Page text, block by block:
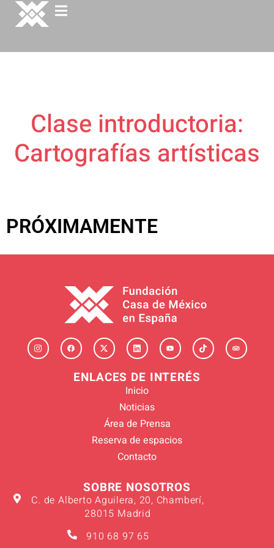
Clase introductoria:
Cartografías artísticas
PRÓXIMAMENTE
ENLACES DE INTERÉS
Inicio
Noticias
Área de Prensa
Reserva de espacios
Contacto
SOBRE NOSOTROS
C. de Alberto Aguilera, 20, Chamberí,
28015 Madrid
910 68 97 65